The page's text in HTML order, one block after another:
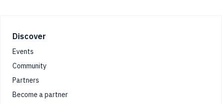
Footer
Discover
Events
Community
Partners
Become a partner